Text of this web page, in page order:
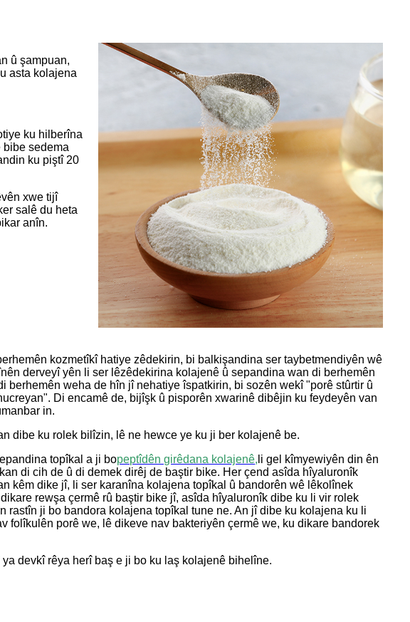
û şampuan,
asta kolajena
ku hilberîna
bibe sedema
ku piştî 20
xwe tijî
salê du heta
anîn.
kozmetîkî hatiye zêdekirin, bi balkişandina ser taybetmendiyên wê
derveyî yên li ser lêzêdekirina kolajenê û sepandina wan di berhemên
berhemên weha de hîn jî nehatiye îspatkirin, bi sozên wekî "porê stûrtir û
Di encamê de, bijîşk û pisporên xwarinê dibêjin ku feydeyên van
in.
dibe ku rolek bilîzin, lê ne hewce ye ku ji ber kolajenê be.
topîkal a ji bopeptîdên girêdana kolajenê, li gel kîmyewiyên din ên
di cih de û di demek dirêj de baştir bike. Her çend asîda hîyaluronîk
kêm dike jî, li ser karanîna kolajena topîkal û bandorên wê lêkolînek
rewşa çermê rû baştir bike jî, asîda hîyaluronîk dibe ku li vir rolek
rastîn ji bo bandora kolajena topîkal tune ne. An jî dibe ku kolajena ku li
folîkulên porê we, lê dikeve nav bakteriyên çermê we, ku dikare bandorek
devkî rêya herî baş e ji bo ku laş kolajenê bihelîne.